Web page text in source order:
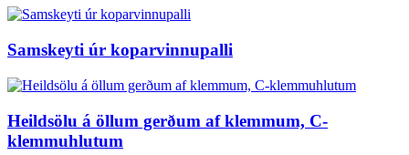
Samskeyti úr koparvinnupalli
Heildsölu á öllum gerðum af klemmum, C-
klemmuhlutum